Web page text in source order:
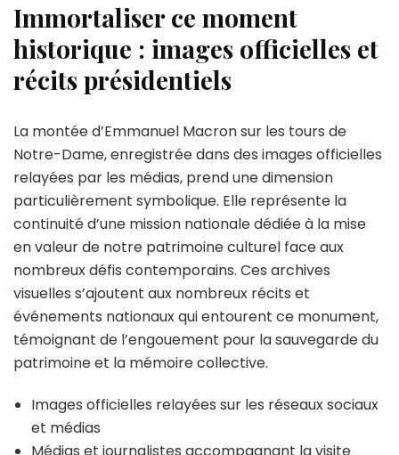
Immortaliser ce moment
historique : images officielles et
récits présidentiels
La montée d’Emmanuel Macron sur les tours de
Notre-Dame, enregistrée dans des images officielles
relayées par les médias, prend une dimension
particulièrement symbolique. Elle représente la
continuité d’une mission nationale dédiée à la mise
en valeur de notre patrimoine culturel face aux
nombreux défis contemporains. Ces archives
visuelles s’ajoutent aux nombreux récits et
événements nationaux qui entourent ce monument,
témoignant de l’engouement pour la sauvegarde du
patrimoine et la mémoire collective.
Images officielles relayées sur les réseaux sociaux
et médias